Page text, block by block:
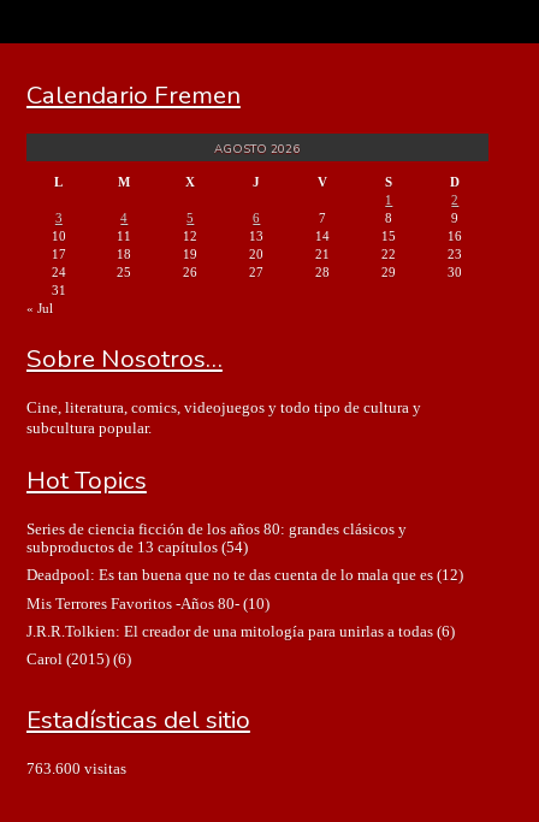
Calendario Fremen
AGOSTO 2026
L M X J V S
D
1
2
3
4 5 6 7 8
9
10
11 12 13 14 15
16
17
18 19 20 21 22
23
24
25 26 27 28 29
30
31
« Jul
Sobre Nosotros…
Cine, literatura, comics, videojuegos y todo tipo de cultura y
subcultura popular.
Hot Topics
Series de ciencia ficción de los años 80: grandes clásicos y
subproductos de 13 capítulos(54)
Deadpool: Es tan buena que no te das cuenta de lo mala que es(12)
Mis Terrores Favoritos -Años 80-(10)
J.R.R.Tolkien: El creador de una mitología para unirlas a todas(6)
Carol (2015)(6)
Estadísticas del sitio
763.600 visitas